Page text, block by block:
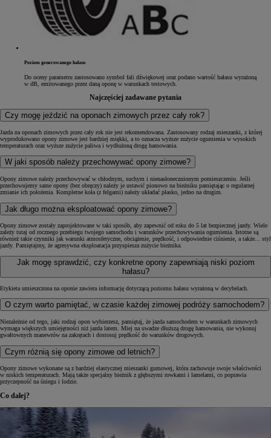
Poziom generowanego hałasu
Do oceny parametru zastosowano symbol fali dźwiękowej oraz podano wartość hałasu wyrażoną
w dB, emitowanego przez daną oponę w warunkach testowych.
Najczęściej zadawane pytania
Czy mogę jeździć na oponach zimowych przez cały rok?
Jazda na oponach zimowych przez cały rok nie jest rekomendowana. Zastosowany rodzaj mieszanki, z której
wyprodukowano opony zimowe jest bardziej miękki, a to oznacza wyższe zużycie ogumienia w wysokich
temperaturach oraz wyższe zużycie paliwa i wydłużoną drogę hamowania.
W jaki sposób należy przechowywać opony zimowe?
Opony zimowe należy przechowywać w chłodnym, suchym i nienasłonecznionym pomieszczeniu. Jeśli
przechowujemy same opony (bez obręczy) należy je ustawić pionowo na bieżniku pamiętając o regularnej
zmianie ich położenia. Kompletne koła (z felgami) należy układać płasko, jedno na drugim.
Jak długo można eksploatować opony zimowe?
Opony zimowe zostały zaprojektowane w taki sposób, aby zapewnić od roku do 5 lat bezpiecznej jazdy. Wiele
zależy tutaj od rocznego przebiegu twojego samochodu i warunków przechowywania ogumienia. Istotne są
również takie czynniki jak warunki atmosferyczne, obciążenie, prędkość, i odpowiednie ciśnienie, a także... styl
jazdy. Pamiętajmy, że agresywna eksploatacja przyspiesza zużycie bieżnika.
Jak mogę sprawdzić, czy konkretne opony zapewniają niski poziom
hałasu?
Etykieta umieszczona na oponie zawiera informację dotyczącą poziomu hałasu wyrażoną w decybelach.
O czym warto pamiętać, w czasie każdej zimowej podróży samochodem?
Niezależnie od tego, jaki rodzaj opon wybierzesz, pamiętaj, że jazda samochodem w warunkach zimowych
wymaga większych umiejętności niż jazda latem. Miej na uwadze dłuższą drogę hamowania, nie wykonuj
gwałtownych manewrów na zakrętach i dostosuj prędkość do warunków drogowych.
Czym różnią się opony zimowe od letnich?
Opony zimowe wykonane są z bardziej elastycznej mieszanki gumowej, która zachowuje swoje właściwości
w niskich temperaturach. Mają także specjalny bieżnik z głębszymi rowkami i lamelami, co poprawia
przyczepność na śniegu i lodzie.
Co dalej?